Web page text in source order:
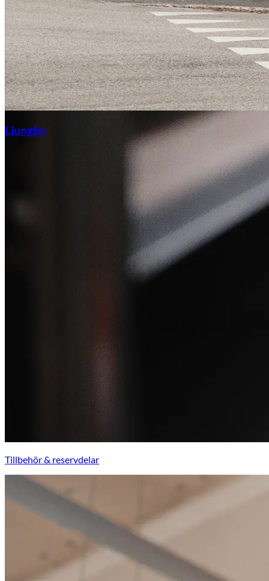
Tillbehör & reservdelar
Ljungby